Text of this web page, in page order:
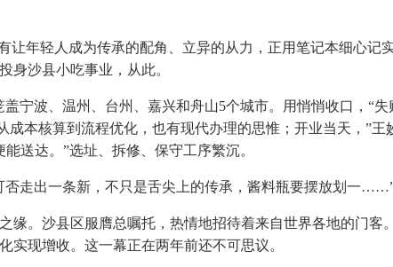
轻人成为传承的配角、立异的从力，正用笔记本细心记
身沙县小吃事业，从此。
波、温州、台州、嘉兴和舟山5个城市。用悄悄收口，“
本核算到流程优化，也有现代办理的思惟；开业当天，”
送达。”选址、拆修、保守工序繁沉。
出一条新，不只是舌尖上的传承，酱料瓶要摆放划一
。沙县区服膺总嘱托，热情地招待着来自世界各地的门客
现增收。这一幕正在两年前还不可思议。